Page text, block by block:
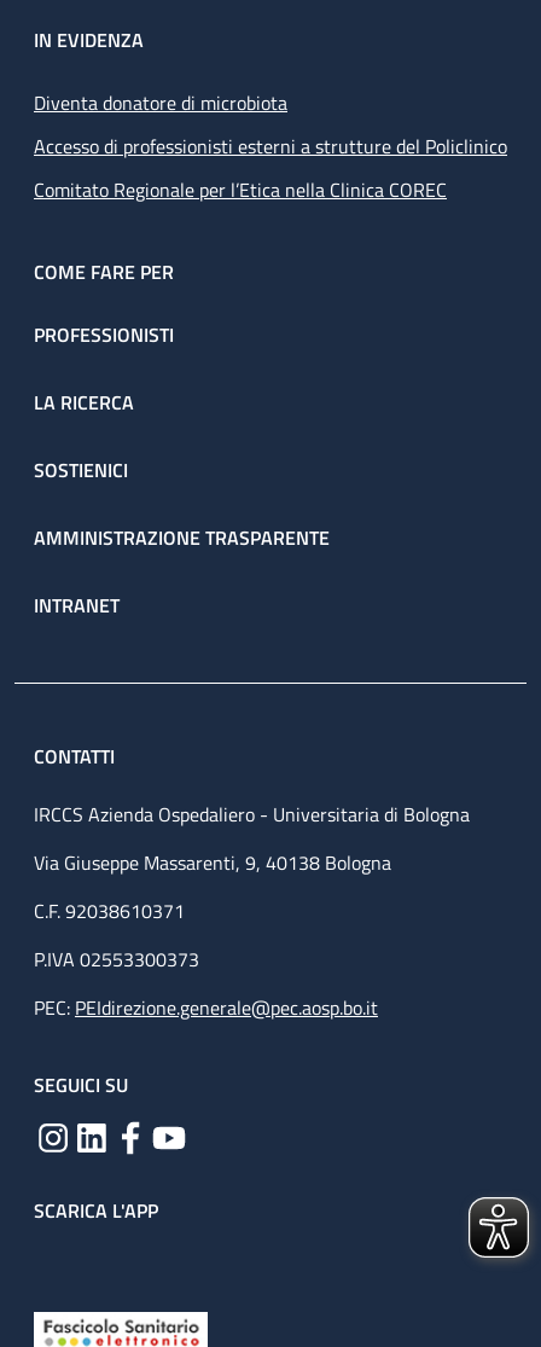
IN EVIDENZA
Diventa donatore di microbiota
Accesso di professionisti esterni a strutture del Policlinico
Comitato Regionale per l’Etica nella Clinica COREC
COME FARE PER
PROFESSIONISTI
LA RICERCA
SOSTIENICI
AMMINISTRAZIONE TRASPARENTE
INTRANET
CONTATTI
IRCCS Azienda Ospedaliero - Universitaria di Bologna
Via Giuseppe Massarenti, 9, 40138 Bologna
C.F. 92038610371
P.IVA 02553300373
PEC: PEIdirezione.generale@pec.aosp.bo.it
SEGUICI SU
SCARICA L'APP